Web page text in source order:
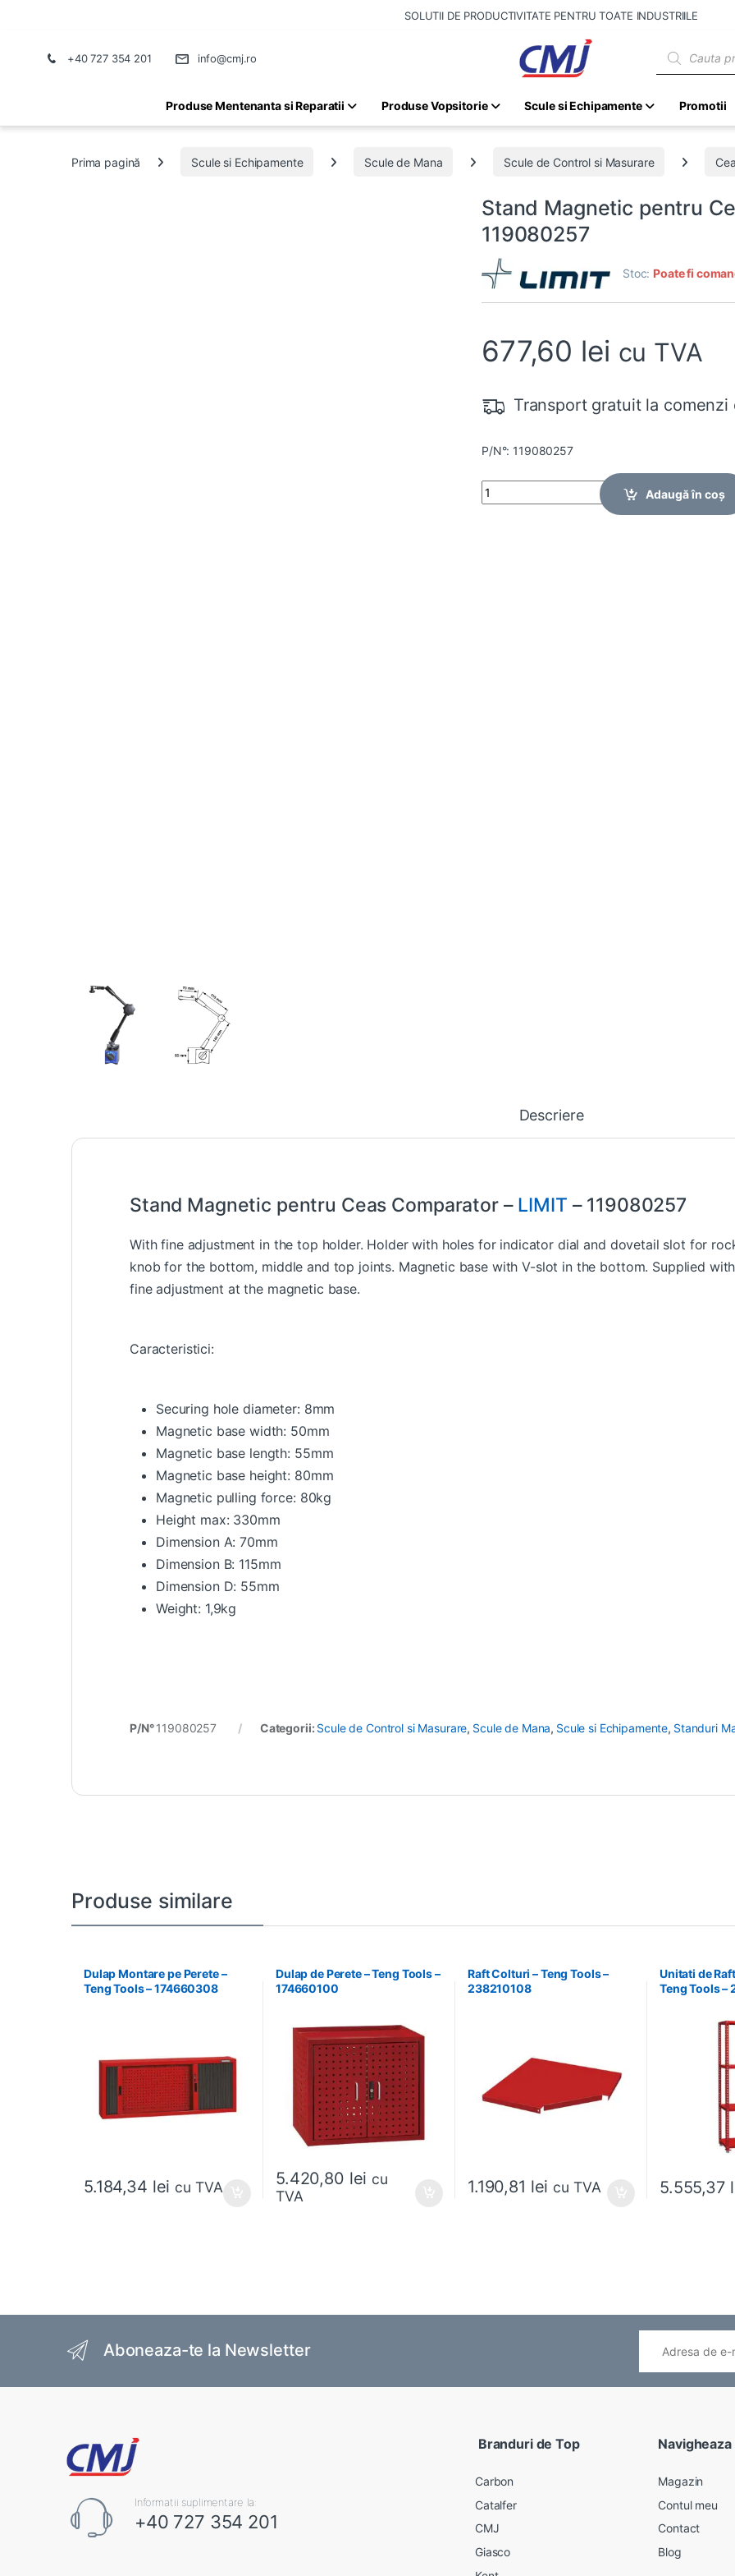
SOLUTII DE PRODUCTIVITATE PENTRU TOATE INDUSTRIILE
+40 727 354 201 info@cmj.ro
Produse Mentenanta si Reparatii Produse Vopsitorie Scule si Echipamente Promotii
Prima pagină Scule si Echipamente Scule de Mana Scule de Control si Masurare
Stand Magnetic pentru
119080257
Stoc: Poate fi
677,60 lei cu TVA
Transport gratuit la
P/N°: 119080257
Quantity
Adaugă în coș
Descriere
Stand Magnetic pentru Ceas Comparator – LIMIT – 119080257
With fine adjustment in the top holder. Holder with holes for indicator dial and dovetail slot for
knob for the bottom, middle and top joints. Magnetic base with V-slot in the bottom. Supplied
fine adjustment at the magnetic base.
Caracteristici:
Securing hole diameter: 8mm
Magnetic base width: 50mm
Magnetic base length: 55mm
Magnetic base height: 80mm
Magnetic pulling force: 80kg
Height max: 330mm
Dimension A: 70mm
Dimension B: 115mm
Dimension D: 55mm
Weight: 1,9kg
P/N°119080257 Categorii: Scule de Control si Masurare, Scule de Mana, Scule si Echipamente, Standuri
Produse similare
Dulap Montare pe Perete –
Teng Tools – 174660308
5.184,34 lei cu TVA
Dulap de Perete – Teng Tools –
174660100
5.420,80 lei cu
TVA
Raft Colturi – Teng Tools –
238210108
1.190,81 lei cu TVA
Unitati de
Teng Tools –
5.555,37
Acest
Aboneaza-te la Newsletter
Informatii suplimentare la:
+40 727 354 201
Branduri de Top
Carbon
Catalfer
CMJ
Giasco
Navigheaza
Magazin
Contul meu
Contact
Blog